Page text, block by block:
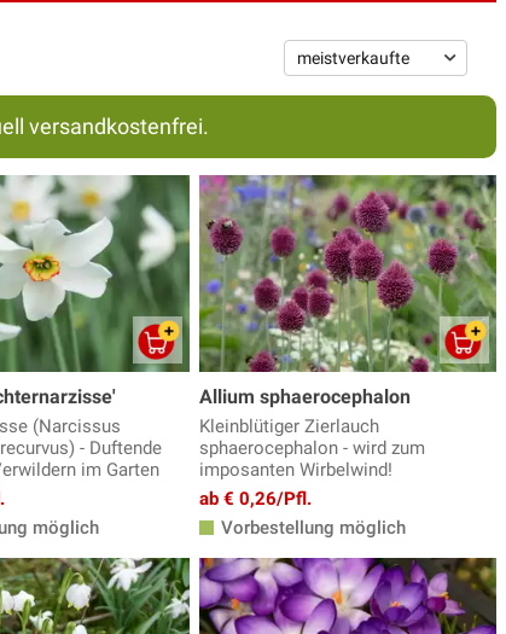
versandkostenfrei.
(Narcissus
- Duftende
im Garten
möglich
Allium sphaerocephalon
Kleinblütiger Zierlauch
sphaerocephalon - wird zum
imposanten Wirbelwind!
ab € 0,26/Pfl.
Vorbestellung möglich